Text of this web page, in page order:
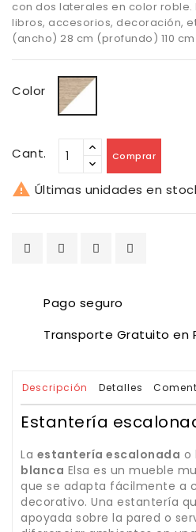
con dos laterales en color
libros, accesorios, decoración,
(ancho) 28 cm (profundo) 110
Color
Cant. Comprar
 Últimas unidades en
Pago seguro
Transporte Gratuito en
Descripción Detalles
Estantería
La estantería escalonada o
blanca Elsa es un mueble
que se adapta fácilmente a
decorativo. Una estantería
apoyada sobre la pared o